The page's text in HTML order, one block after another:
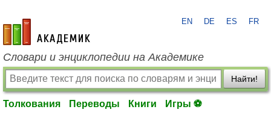
academic.ru
EN DE ES FR
Словари и энциклопедии на Академике
Найти!
Толкования Переводы Книги Игры ⚽